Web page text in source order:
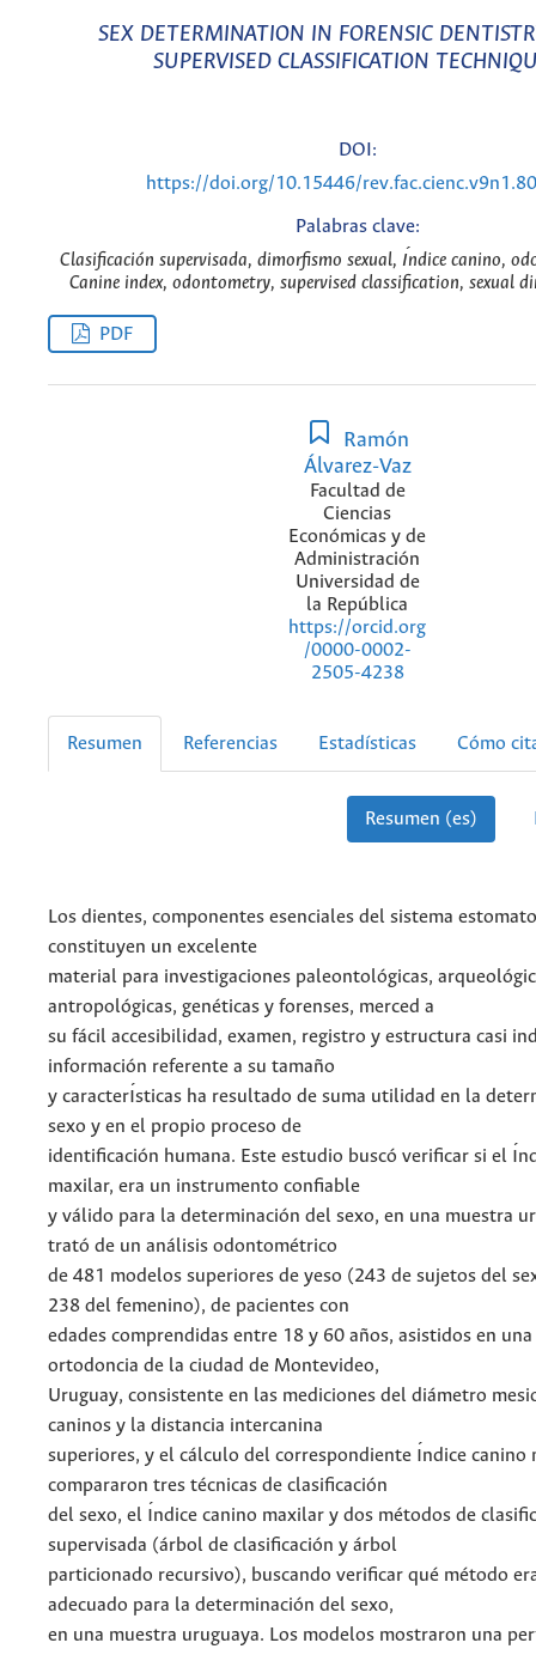
SEX DETERMINATION IN FORENSIC
SUPERVISED CLASSIFICATION
DOI:
https://doi.org/10.15446/
Palabras clave:
Clasificación supervisada, dimorfismo sexual, ı́ndice canino,
Canine index, odontometry, supervised classification, sexual
PDF
Ramón
Álvarez-Vaz
Facultad de
Ciencias
Económicas y de
Administración
Universidad de
la República
https://orcid.org
/0000-0002-
2505-4238
Resumen Referencias Estadísticas Cómo
Resumen (es)
Los dientes, componentes esenciales del sistema
constituyen un excelente
material para investigaciones paleontológicas,
antropológicas, genéticas y forenses, merced a
su fácil accesibilidad, examen, registro y estructura casi
información referente a su tamaño
y caracterı́sticas ha resultado de suma utilidad en la
sexo y en el propio proceso de
identificación humana. Este estudio buscó verificar si el
maxilar, era un instrumento confiable
y válido para la determinación del sexo, en una muestra
trató de un análisis odontométrico
de 481 modelos superiores de yeso (243 de sujetos del
238 del femenino), de pacientes con
edades comprendidas entre 18 y 60 años, asistidos en una
ortodoncia de la ciudad de Montevideo,
Uruguay, consistente en las mediciones del diámetro
caninos y la distancia intercanina
superiores, y el cálculo del correspondiente ı́ndice canino
compararon tres técnicas de clasificación
del sexo, el ı́ndice canino maxilar y dos métodos de
supervisada (árbol de clasificación y árbol
particionado recursivo), buscando verificar qué método
adecuado para la determinación del sexo,
en una muestra uruguaya. Los modelos mostraron una